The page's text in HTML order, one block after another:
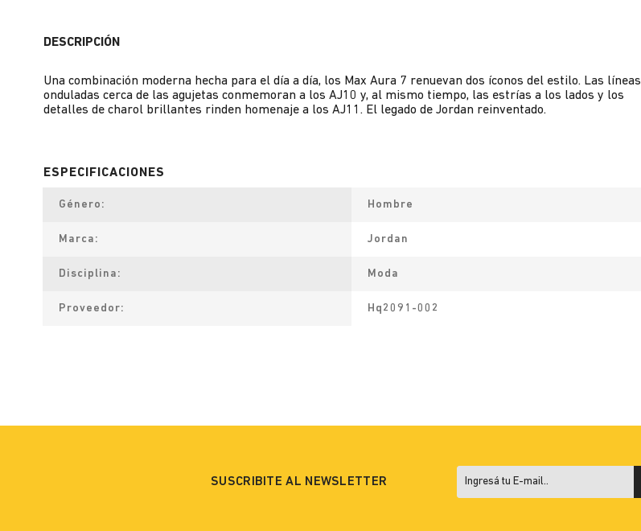
DESCRIPCIÓN
Una combinación moderna hecha para el día a día, los Max Aura 7 renuevan dos íconos del estilo. Las líneas
onduladas cerca de las agujetas conmemoran a los AJ10 y, al mismo tiempo, las estrías a los lados y los
detalles de charol brillantes rinden homenaje a los AJ11. El legado de Jordan reinventado.
Género Hombre
Marca Jordan
Disciplina Moda
Proveedor Hq2091-002
SUSCRIBITE AL NEWSLETTER